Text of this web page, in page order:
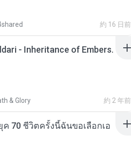
約 16 日前
- Inheritance of Embers.
& Glory 約 2 年前
70 ชีวิตครั้งนี้ฉันขอเลือกเอ